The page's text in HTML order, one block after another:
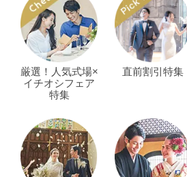
厳選！人気式場×
イチオシフェア
特集
直前割引特集